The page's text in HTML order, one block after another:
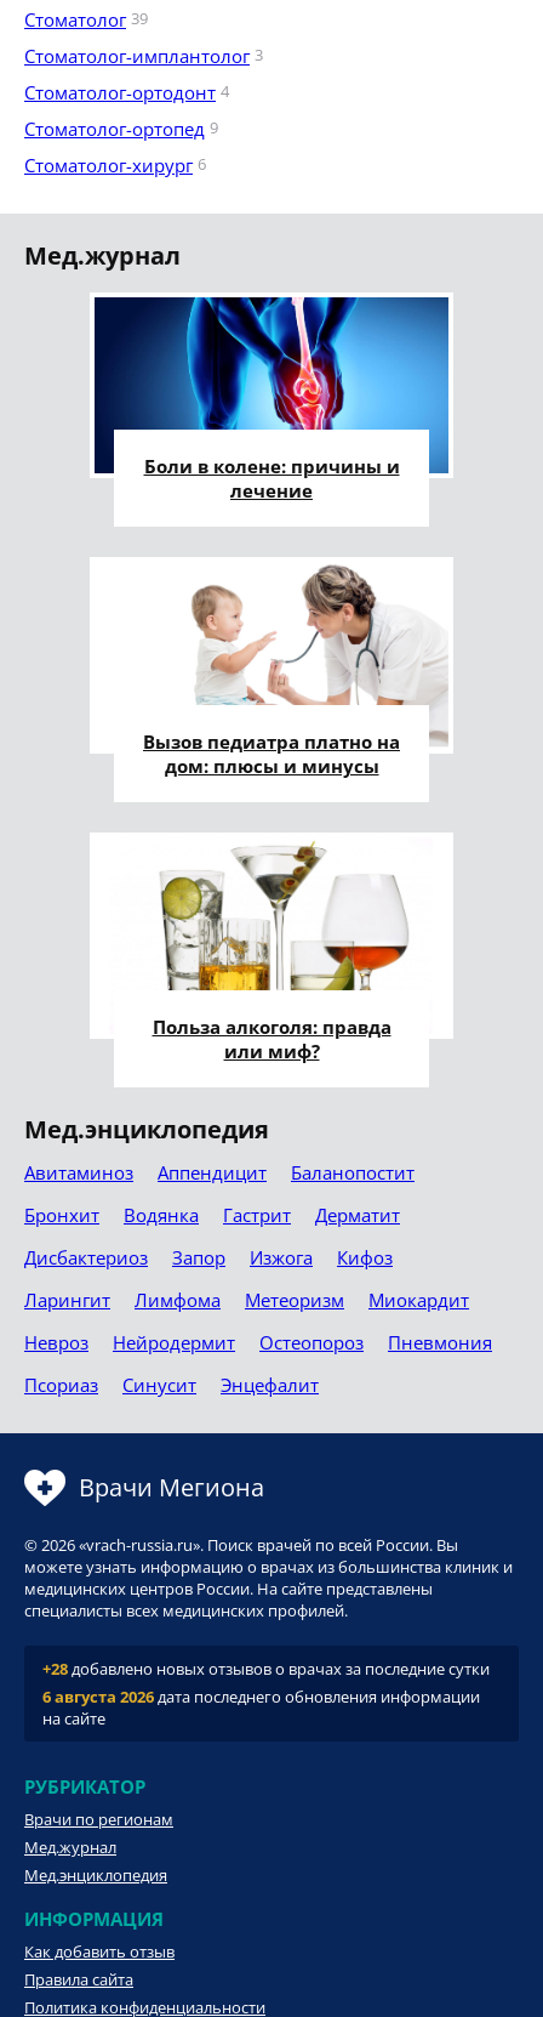
Стоматолог 39
Стоматолог-имплантолог 3
Стоматолог-ортодонт 4
Стоматолог-ортопед 9
Стоматолог-хирург 6
Мед.журнал
Боли в колене: причины и
лечение
Вызов педиатра платно на
дом: плюсы и минусы
Польза алкоголя: правда
или миф?
Мед.энциклопедия
Авитаминоз Аппендицит
Баланопостит
Бронхит
Водянка Гастрит
Дерматит
Дисбактериоз
Запор Изжога
Кифоз
Ларингит
Лимфома Метеоризм
Миокардит
Невроз
Нейродермит Остеопороз
Пневмония
Псориаз
Синусит Энцефалит
Врачи Мегиона
© 2026 «vrach-russia.ru». Поиск врачей по всей России. Вы
можете узнать информацию о врачах из большинства клиник и
медицинских центров России. На сайте представлены
специалисты всех медицинских профилей.
+28добавлено новых отзывов о врачах за последние сутки
6 августа 2026дата последнего обновления информации
на сайте
РУБРИКАТОР
Врачи по регионам
Мед.журнал
Мед.энциклопедия
ИНФОРМАЦИЯ
Как добавить отзыв
Правила сайта
Политика конфиденциальности